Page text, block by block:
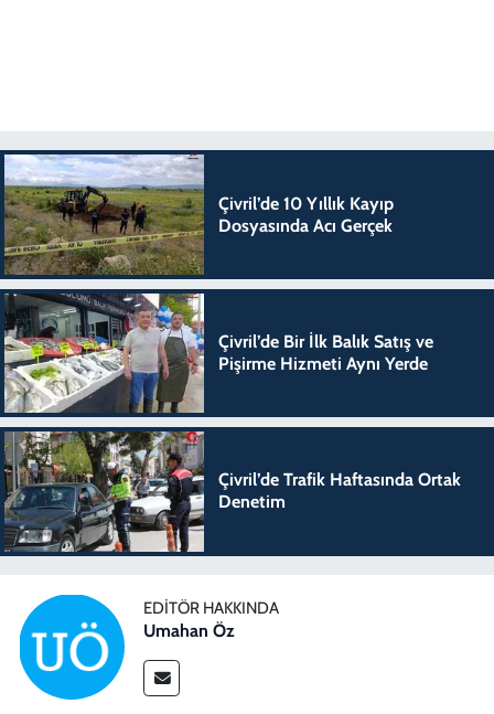
Çivril’de 10 Yıllık Kayıp
Dosyasında Acı Gerçek
Çivril’de Bir İlk Balık Satış ve
Pişirme Hizmeti Aynı Yerde
Çivril’de Trafik Haftasında Ortak
Denetim
EDITÖR HAKKINDA
Umahan Öz